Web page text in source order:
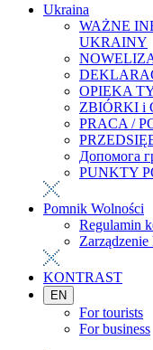
Ukraina
WAŻNE
UKRAINY
OPIEKA
ZBIÓRKI i
PRACA /
Допомога
PUNKTY
Pomnik Wolności
Regulamin
Zarządzenie
KONTRAST
EN
For tourists
For business